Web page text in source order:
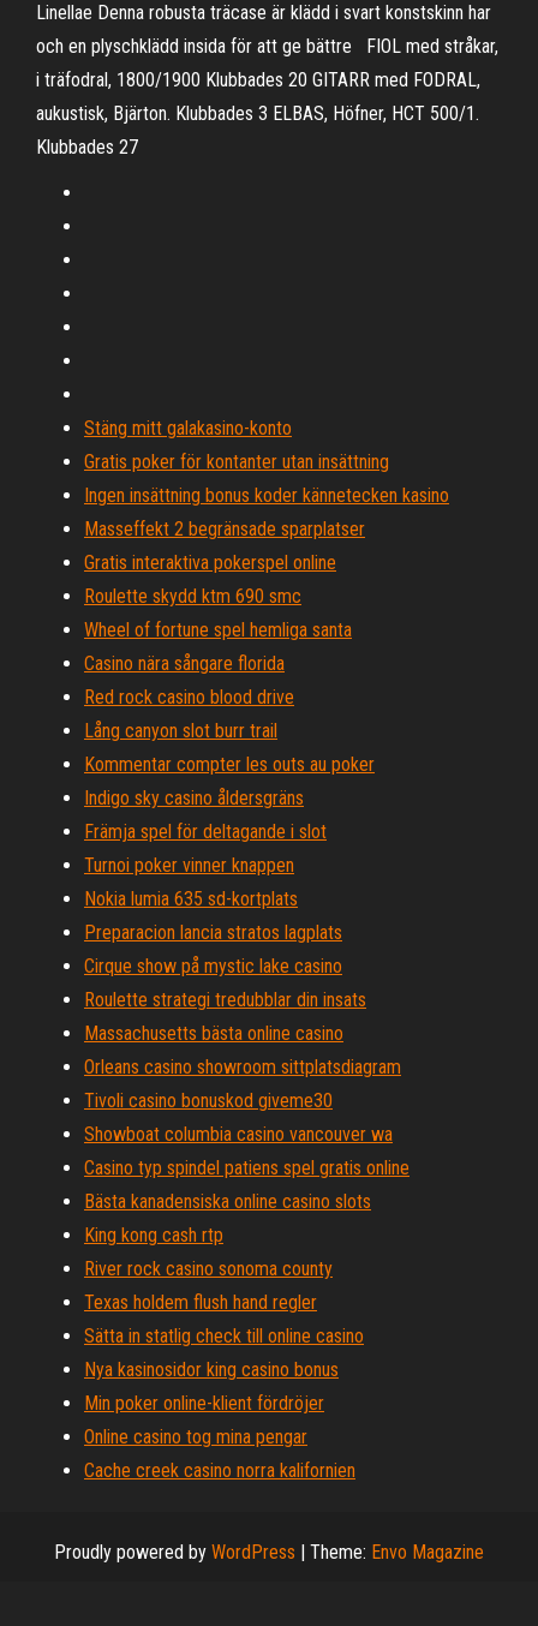
Linellae Denna robusta träcase är klädd i svart konstskinn har
och en plyschklädd insida för att ge bättre FIOL med stråkar,
i träfodral, 1800/1900 Klubbades 20 GITARR med FODRAL,
aukustisk, Bjärton. Klubbades 3 ELBAS, Höfner, HCT 500/1.
Klubbades 27
Stäng mitt galakasino-konto
Gratis poker för kontanter utan insättning
Ingen insättning bonus koder kännetecken kasino
Masseffekt 2 begränsade sparplatser
Gratis interaktiva pokerspel online
Roulette skydd ktm 690 smc
Wheel of fortune spel hemliga santa
Casino nära sångare florida
Red rock casino blood drive
Lång canyon slot burr trail
Kommentar compter les outs au poker
Indigo sky casino åldersgräns
Främja spel för deltagande i slot
Turnoi poker vinner knappen
Nokia lumia 635 sd-kortplats
Preparacion lancia stratos lagplats
Cirque show på mystic lake casino
Roulette strategi tredubblar din insats
Massachusetts bästa online casino
Orleans casino showroom sittplatsdiagram
Tivoli casino bonuskod giveme30
Showboat columbia casino vancouver wa
Casino typ spindel patiens spel gratis online
Bästa kanadensiska online casino slots
King kong cash rtp
River rock casino sonoma county
Texas holdem flush hand regler
Sätta in statlig check till online casino
Nya kasinosidor king casino bonus
Min poker online-klient fördröjer
Online casino tog mina pengar
Cache creek casino norra kalifornien
Proudly powered by WordPress | Theme: Envo Magazine